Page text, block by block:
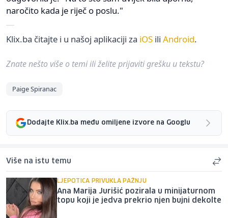
naročito kada je riječ o poslu."
Klix.ba čitajte i u našoj aplikaciji za iOS ili Android.
Znate nešto više o temi ili želite prijaviti grešku u tekstu?
Paige Spiranac
Dodajte Klix.ba među omiljene izvore na Googlu
Više na istu temu
LJEPOTICA PRIVUKLA PAŽNJU
Ana Marija Jurišić pozirala u minijaturnom
topu koji je jedva prekrio njen bujni dekolte